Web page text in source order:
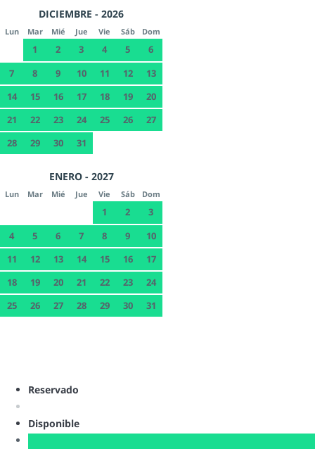
DICIEMBRE - 2026
Lun Mar Mié Jue Vie Sáb Dom
1 2 3 4 5
6
7
8 9 10 11 12
13
14
15 16 17 18 19
20
21
22 23 24 25 26
27
28
29 30 31
ENERO - 2027
Lun Mar Mié Jue Vie Sáb Dom
1 2
3
4
5 6 7 8 9
10
11
12 13 14 15 16
17
18
19 20 21 22 23
24
25
26 27 28 29 30 31
Reservado
Disponible